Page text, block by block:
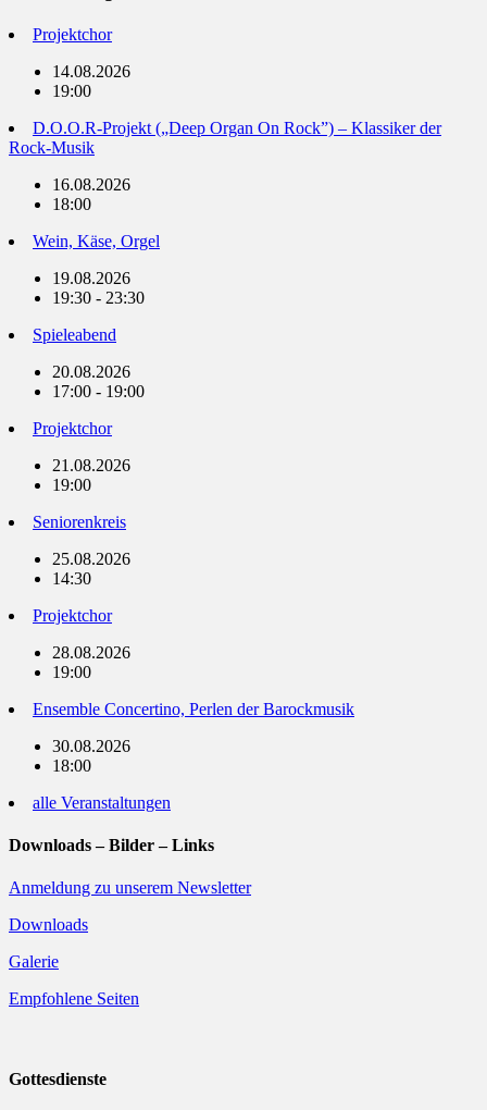
Projektchor
14.08.2026
19:00
D.O.O.R-Projekt („Deep Organ On Rock”) – Klassiker der
Rock-Musik
16.08.2026
18:00
Wein, Käse, Orgel
19.08.2026
19:30 - 23:30
Spieleabend
20.08.2026
17:00 - 19:00
Projektchor
21.08.2026
19:00
Seniorenkreis
25.08.2026
14:30
Projektchor
28.08.2026
19:00
Ensemble Concertino, Perlen der Barockmusik
30.08.2026
18:00
alle Veranstaltungen
Downloads – Bilder – Links
Anmeldung zu unserem Newsletter
Downloads
Galerie
Empfohlene Seiten
Gottesdienste